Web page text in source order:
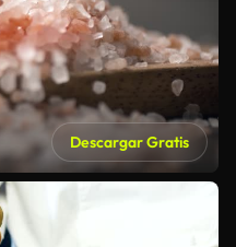
Descargar Gratis